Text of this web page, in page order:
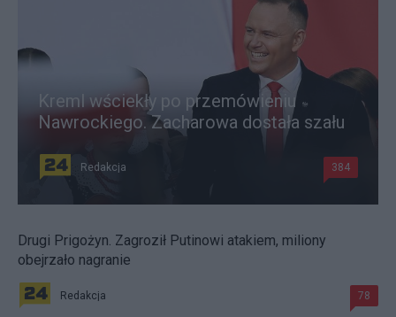
Kreml wściekły po przemówieniu
Nawrockiego. Zacharowa dostała szału
Redakcja 384
Drugi Prigożyn. Zagroził Putinowi atakiem, miliony
obejrzało nagranie
Redakcja 78